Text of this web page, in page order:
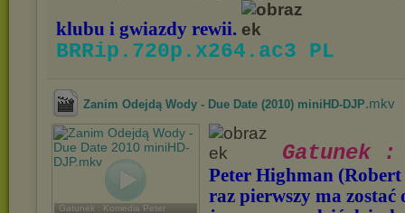
klubu i gwiazdy rewii.
BRRip.720p.x264.ac3 PL
Zanim Odejdą Wody - Due Date (2010) miniHD-DJP.mkv
Gatunek : Komedia Peter
Gatunek :
Peter Highman
raz pierwszy ma zostać